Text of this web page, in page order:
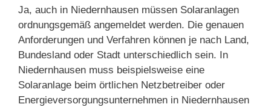
Ja, auch in Niedernhausen müssen Solaranlagen
ordnungsgemäß angemeldet werden. Die genauen
Anforderungen und Verfahren können je nach Land,
Bundesland oder Stadt unterschiedlich sein. In
Niedernhausen muss beispielsweise eine
Solaranlage beim örtlichen Netzbetreiber oder
Energieversorgungsunternehmen in Niedernhausen